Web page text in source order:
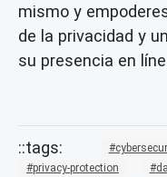
mismo y
de la privacidad y
su presencia en
privacy-protection